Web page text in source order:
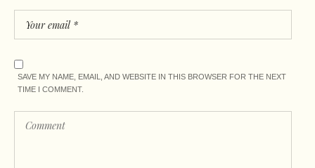
SAVE MY NAME, EMAIL, AND WEBSITE IN THIS BROWSER FOR THE NEXT
TIME I COMMENT.